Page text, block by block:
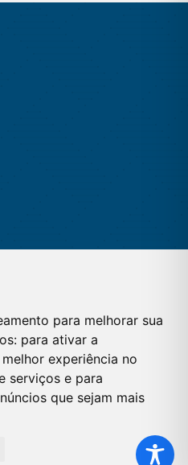
para melhorar sua
para ativar a
experiência no
serviços e para
que sejam mais